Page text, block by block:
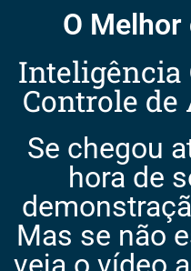
O
Inteligência
Controle de
Se chegou
hora de
Mas se não